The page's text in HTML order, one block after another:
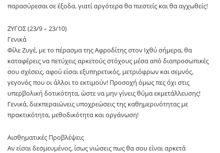
παρασύρεσαι σε έξοδα, γιατί αργότερα θα πιεστείς και θα αγχωθείς!
ΖΥΓΟΣ (23/9 – 23/10)
Γενικά
Φίλε Ζυγέ, με το πέρασμα της Αφροδίτης στον Ιχθύ σήμερα, θα
καταφέρεις να πετύχεις αρκετούς στόχους μέσα από διαπροσωπικές
σου σχέσεις, αφού είσαι εξυπηρετικός, μετριόφρων και σεμνός,
γεγονός που οι άλλοι το εκτιμούν! Προσοχή όμως πες όχι στις
υπερβολική δοτικότητα, ώστε να μην γίνεις θύμα εκμετάλλευσης!
Γενικά, διεκπεραιώνεις υποχρεώσεις της καθημερινότητας με
πρακτικότητα, μεθοδικότητα και οργάνωση!
Αισθηματικές Προβλέψεις
Αν είσαι δεσμευμένος, ίσως νιώσεις πως θα σου είναι αρκετά